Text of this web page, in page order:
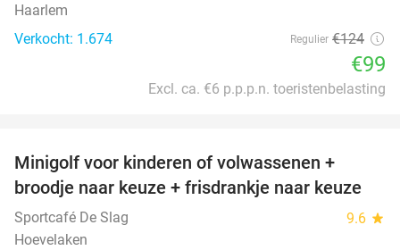
Haarlem
Verkocht: 1.674
Regulier €124
€99
Excl. ca. €6 p.p.p.n. toeristenbelasting
Minigolf voor kinderen of volwassenen +
broodje naar keuze + frisdrankje naar keuze
Sportcafé De Slag 9.6 star
Hoevelaken